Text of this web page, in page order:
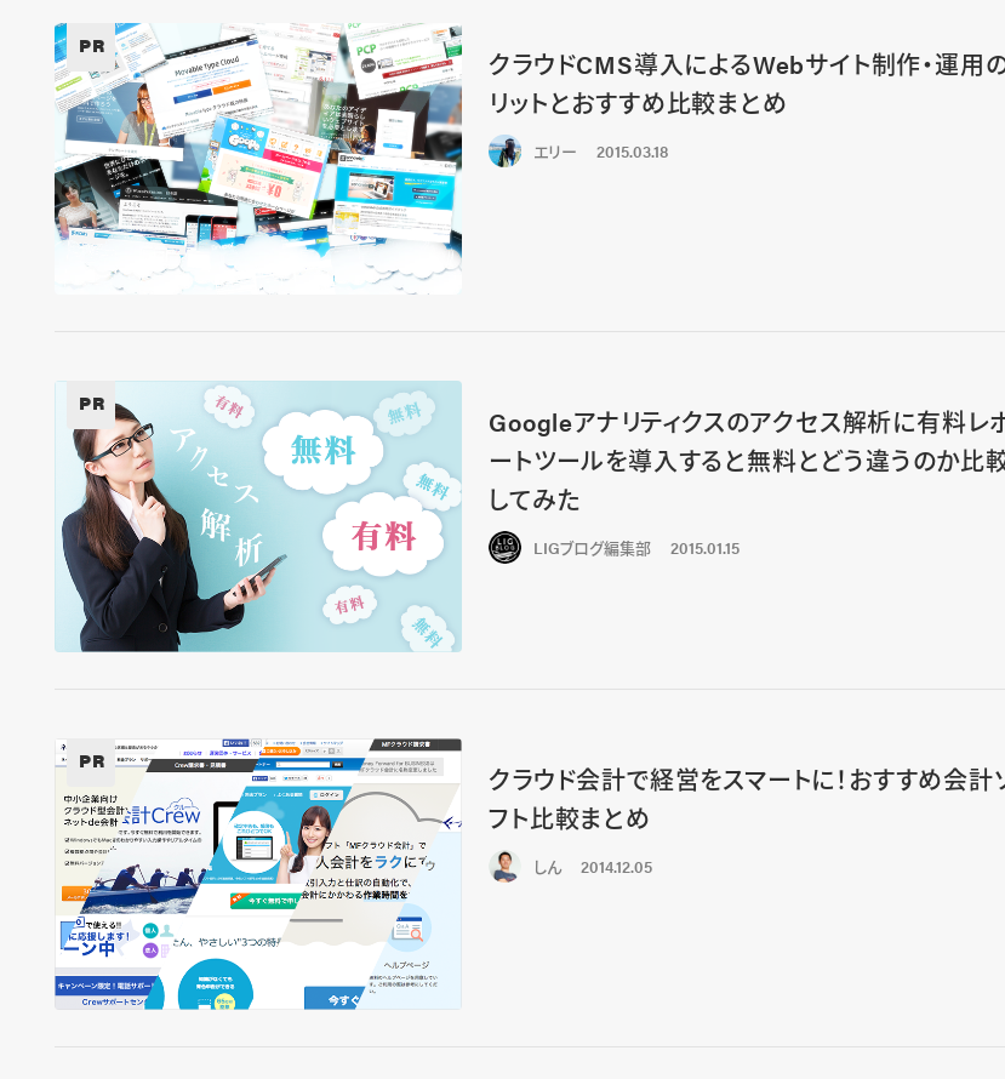
PR
クラウドCMS導入によるWebサイト制作・運用
リットとおすすめ比較まとめ
エリー 2015.03.18
PR
Googleアナリティクスのアクセス解析に有料レ
ートツールを導入すると無料とどう違うのか比
してみた
LIGブログ編集部 2015.01.15
PR
クラウド会計で経営をスマートに！おすすめ会計
フト比較まとめ
しん 2014.12.05